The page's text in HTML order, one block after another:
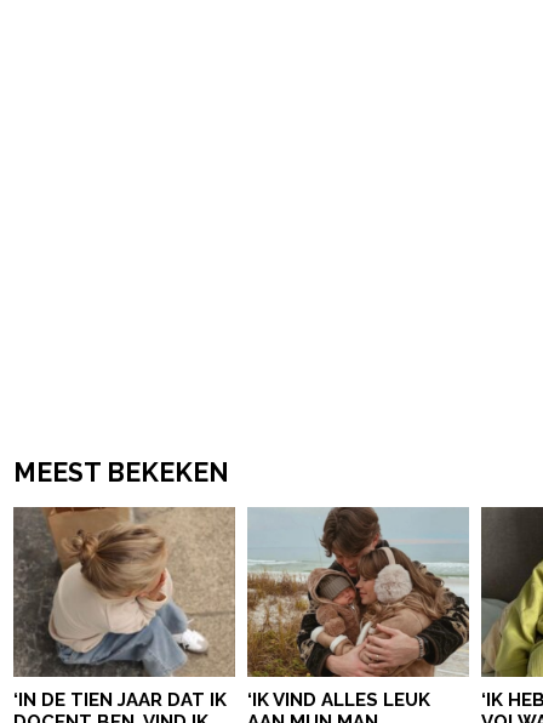
MEEST BEKEKEN
‘IN DE TIEN JAAR DAT IK
‘IK VIND ALLES LEUK
‘IK